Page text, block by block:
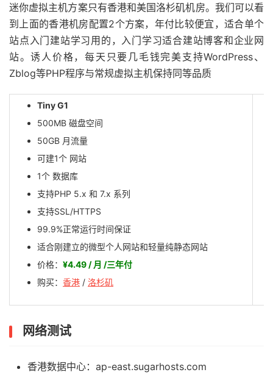
迷你虚拟主机方案只有香港和美国洛杉矶机房。我们可以看
到上面的香港机房配置2个方案，年付比较便宜，适合单个
站点入门建站学习用的，入门学习适合建站博客和企业网
站。诱人价格，每天只要几毛钱完美支持WordPress、
Zblog等PHP程序与常规虚拟主机保持同等品质
Tiny G1
500MB 磁盘空间
50GB 月流量
可建1个 网站
1个 数据库
支持PHP 5.x 和 7.x 系列
支持SSL/HTTPS
99.9%正常运行时间保证
适合刚建立的微型个人网站和轻量纯静态网站
价格： ¥4.49 / 月 /三年付
购买： 香港 / 洛杉矶
网络测试
香港数据中心：ap-east.sugarhosts.com